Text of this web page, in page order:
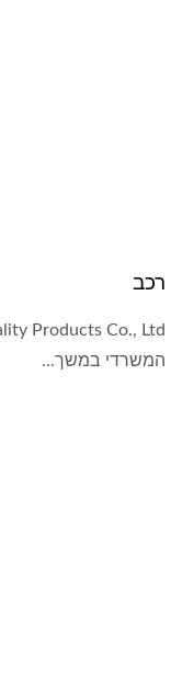
רכב
המשרדי במשך...